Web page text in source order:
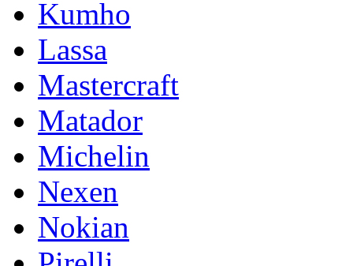
Kumho
Lassa
Mastercraft
Matador
Michelin
Nexen
Nokian